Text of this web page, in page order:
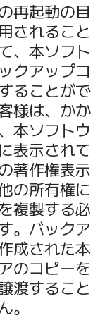
再起動の目
されること
、本ソフト
クアップコ
ることがで
様は、かか
本ソフトウ
表示されて
著作権表示
の所有権に
複製する必
。バックア
成された本
のコピーを
渡すること
。